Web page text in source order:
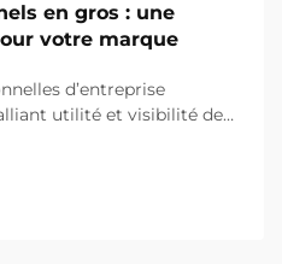
en gros : une
votre marque
d’entreprise
utilité et visibilité de
de puissants